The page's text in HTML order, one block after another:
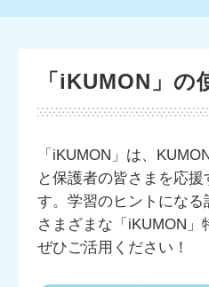
「iKUMON」の
「iKUMON」は、
と保護者の皆さまを応
す。学習のヒントになる
さまざまな「iKUMON」
ぜひご活用ください！